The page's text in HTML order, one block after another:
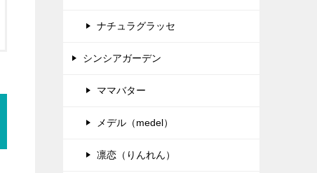
ナチュラグラッセ
シンシアガーデン
ママバター
メデル（medel）
凛恋（りんれん）